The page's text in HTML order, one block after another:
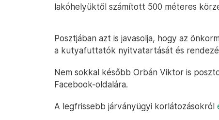
lakóhelyüktől számított 500 méteres
Posztjában azt is javasolja, hogy az
a kutyafuttatók nyitvatartását és
Nem sokkal később Orbán Viktor is
Facebook-oldalára.
A legfrissebb járványügyi korlátozásokról